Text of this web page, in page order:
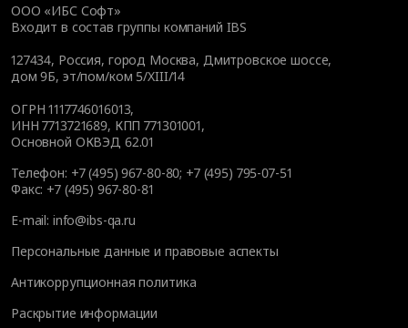
ООО «ИБС Софт»
Входит в состав группы компаний IBS
127434, Россия, город Москва, Дмитровское шоссе,
дом 9Б, эт/пом/ком 5/XIII/14
ОГРН 1117746016013,
ИНН 7713721689, КПП 771301001,
Основной ОКВЭД 62.01
Телефон: +7 (495) 967-80-80; +7 (495) 795-07-51
Факс: +7 (495) 967-80-81
E-mail: info@ibs-qa.ru
Персональные данные и правовые аспекты
Антикоррупционная политика
Раскрытие информации